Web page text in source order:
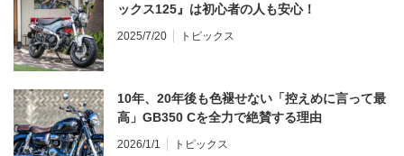
ックス125』は初心者の人も安心！
2025/7/20 トピックス
10年、20年後も色褪せない「控えめに言って最
高」GB350 Cを全力で絶賛する理由
2026/1/1 トピックス